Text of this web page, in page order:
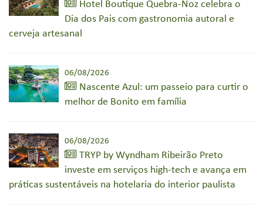
Hotel Boutique Quebra-Noz celebra o
Dia dos Pais com gastronomia autoral e
cerveja artesanal
06/08/2026
Nascente Azul: um passeio para curtir o
melhor de Bonito em família
06/08/2026
TRYP by Wyndham Ribeirão Preto
investe em serviços high-tech e avança em
práticas sustentáveis na hotelaria do interior paulista